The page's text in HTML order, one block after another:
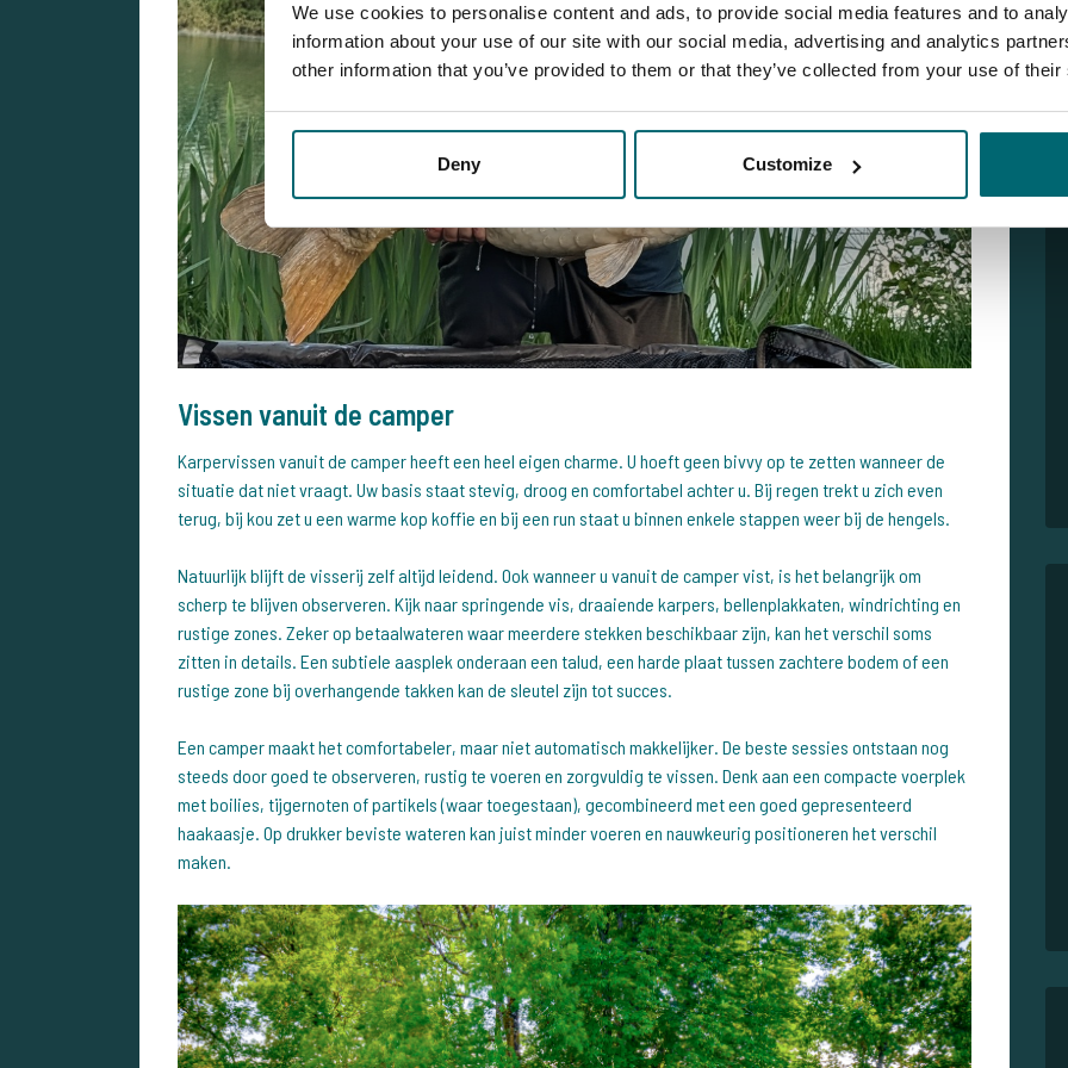
We use cookies to personalise content and ads, to provide social media features and to
information about your use of our site with our social media, advertising and analytics
other information that you’ve provided to them or that they’ve collected from your use of
Deny Customize
Vissen vanuit de camper
Karpervissen vanuit de camper heeft een heel eigen charme. U hoeft geen bivvy op te zetten wanneer de
situatie dat niet vraagt. Uw basis staat stevig, droog en comfortabel achter u. Bij regen trekt u zich even
terug, bij kou zet u een warme kop koffie en bij een run staat u binnen enkele stappen weer bij de hengels.
Natuurlijk blijft de visserij zelf altijd leidend. Ook wanneer u vanuit de camper vist, is het belangrijk om
scherp te blijven observeren. Kijk naar springende vis, draaiende karpers, bellenplakkaten, windrichting en
rustige zones. Zeker op betaalwateren waar meerdere stekken beschikbaar zijn, kan het verschil soms
zitten in details. Een subtiele aasplek onderaan een talud, een harde plaat tussen zachtere bodem of een
rustige zone bij overhangende takken kan de sleutel zijn tot succes.
Een camper maakt het comfortabeler, maar niet automatisch makkelijker. De beste sessies ontstaan nog
steeds door goed te observeren, rustig te voeren en zorgvuldig te vissen. Denk aan een compacte voerplek
met boilies, tijgernoten of partikels (waar toegestaan), gecombineerd met een goed gepresenteerd
haakaasje. Op drukker beviste wateren kan juist minder voeren en nauwkeurig positioneren het verschil
maken.